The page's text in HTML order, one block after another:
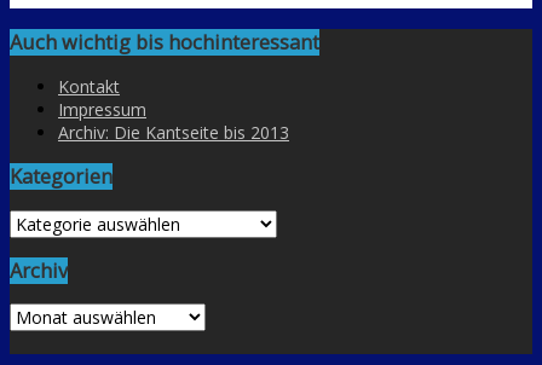
Auch wichtig bis hochinteressant
Kontakt
Impressum
Archiv: Die Kantseite bis 2013
Kategorien
Kategorien
Archiv
Archiv